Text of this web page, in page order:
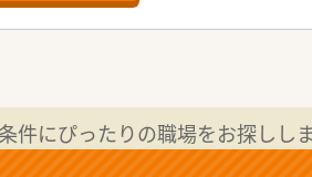
で、どの店舗でも共通の研修が可能で
件にぴったりの職場をお探ししま